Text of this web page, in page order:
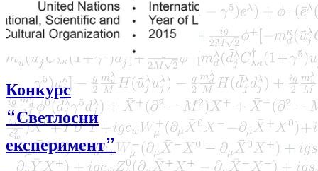
Конкурс
“Светлосни
експеримент”